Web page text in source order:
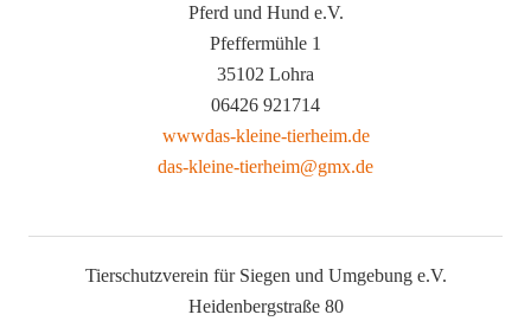
Pferd und Hund e.V.
Pfeffermühle 1
35102 Lohra
06426 921714
wwwdas-kleine-tierheim.de
das-kleine-tierheim@gmx.de
Tierschutzverein für Siegen und Umgebung e.V.
Heidenbergstraße 80